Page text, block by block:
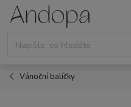
Přejít
Vánoční balíčky